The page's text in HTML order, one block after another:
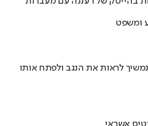
ומשפט
לראות את הנגב ולפתח אותו